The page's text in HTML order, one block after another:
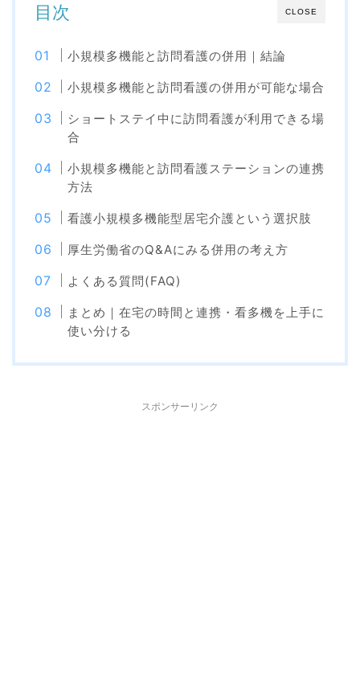
CLOSE
目次
小規模多機能と訪問看護の併用｜結論
小規模多機能と訪問看護の併用が可能な場合
ショートステイ中に訪問看護が利用できる場
合
小規模多機能と訪問看護ステーションの連携
方法
看護小規模多機能型居宅介護という選択肢
厚生労働省のQ&Aにみる併用の考え方
よくある質問(FAQ)
まとめ｜在宅の時間と連携・看多機を上手に
使い分ける
スポンサーリンク